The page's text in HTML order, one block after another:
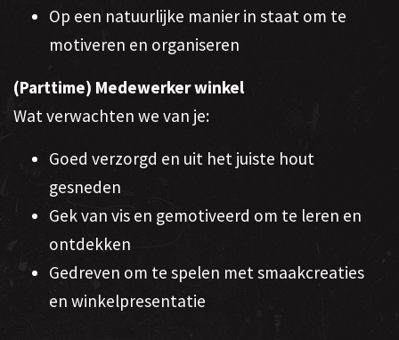
Op een natuurlijke manier in staat om te
motiveren en organiseren
(Parttime) Medewerker winkel
Wat verwachten we van je:
Goed verzorgd en uit het juiste hout
gesneden
Gek van vis en gemotiveerd om te leren en
ontdekken
Gedreven om te spelen met smaakcreaties
en winkelpresentatie